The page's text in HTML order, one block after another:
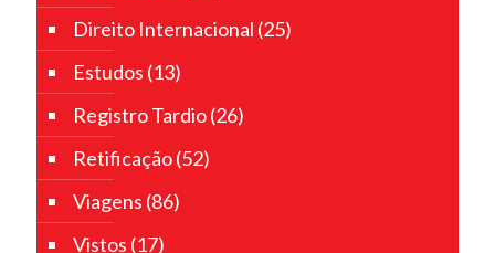
Direito Internacional (25)
Estudos (13)
Registro Tardio(26)
Retificação(52)
Viagens (86)
Vistos (17)